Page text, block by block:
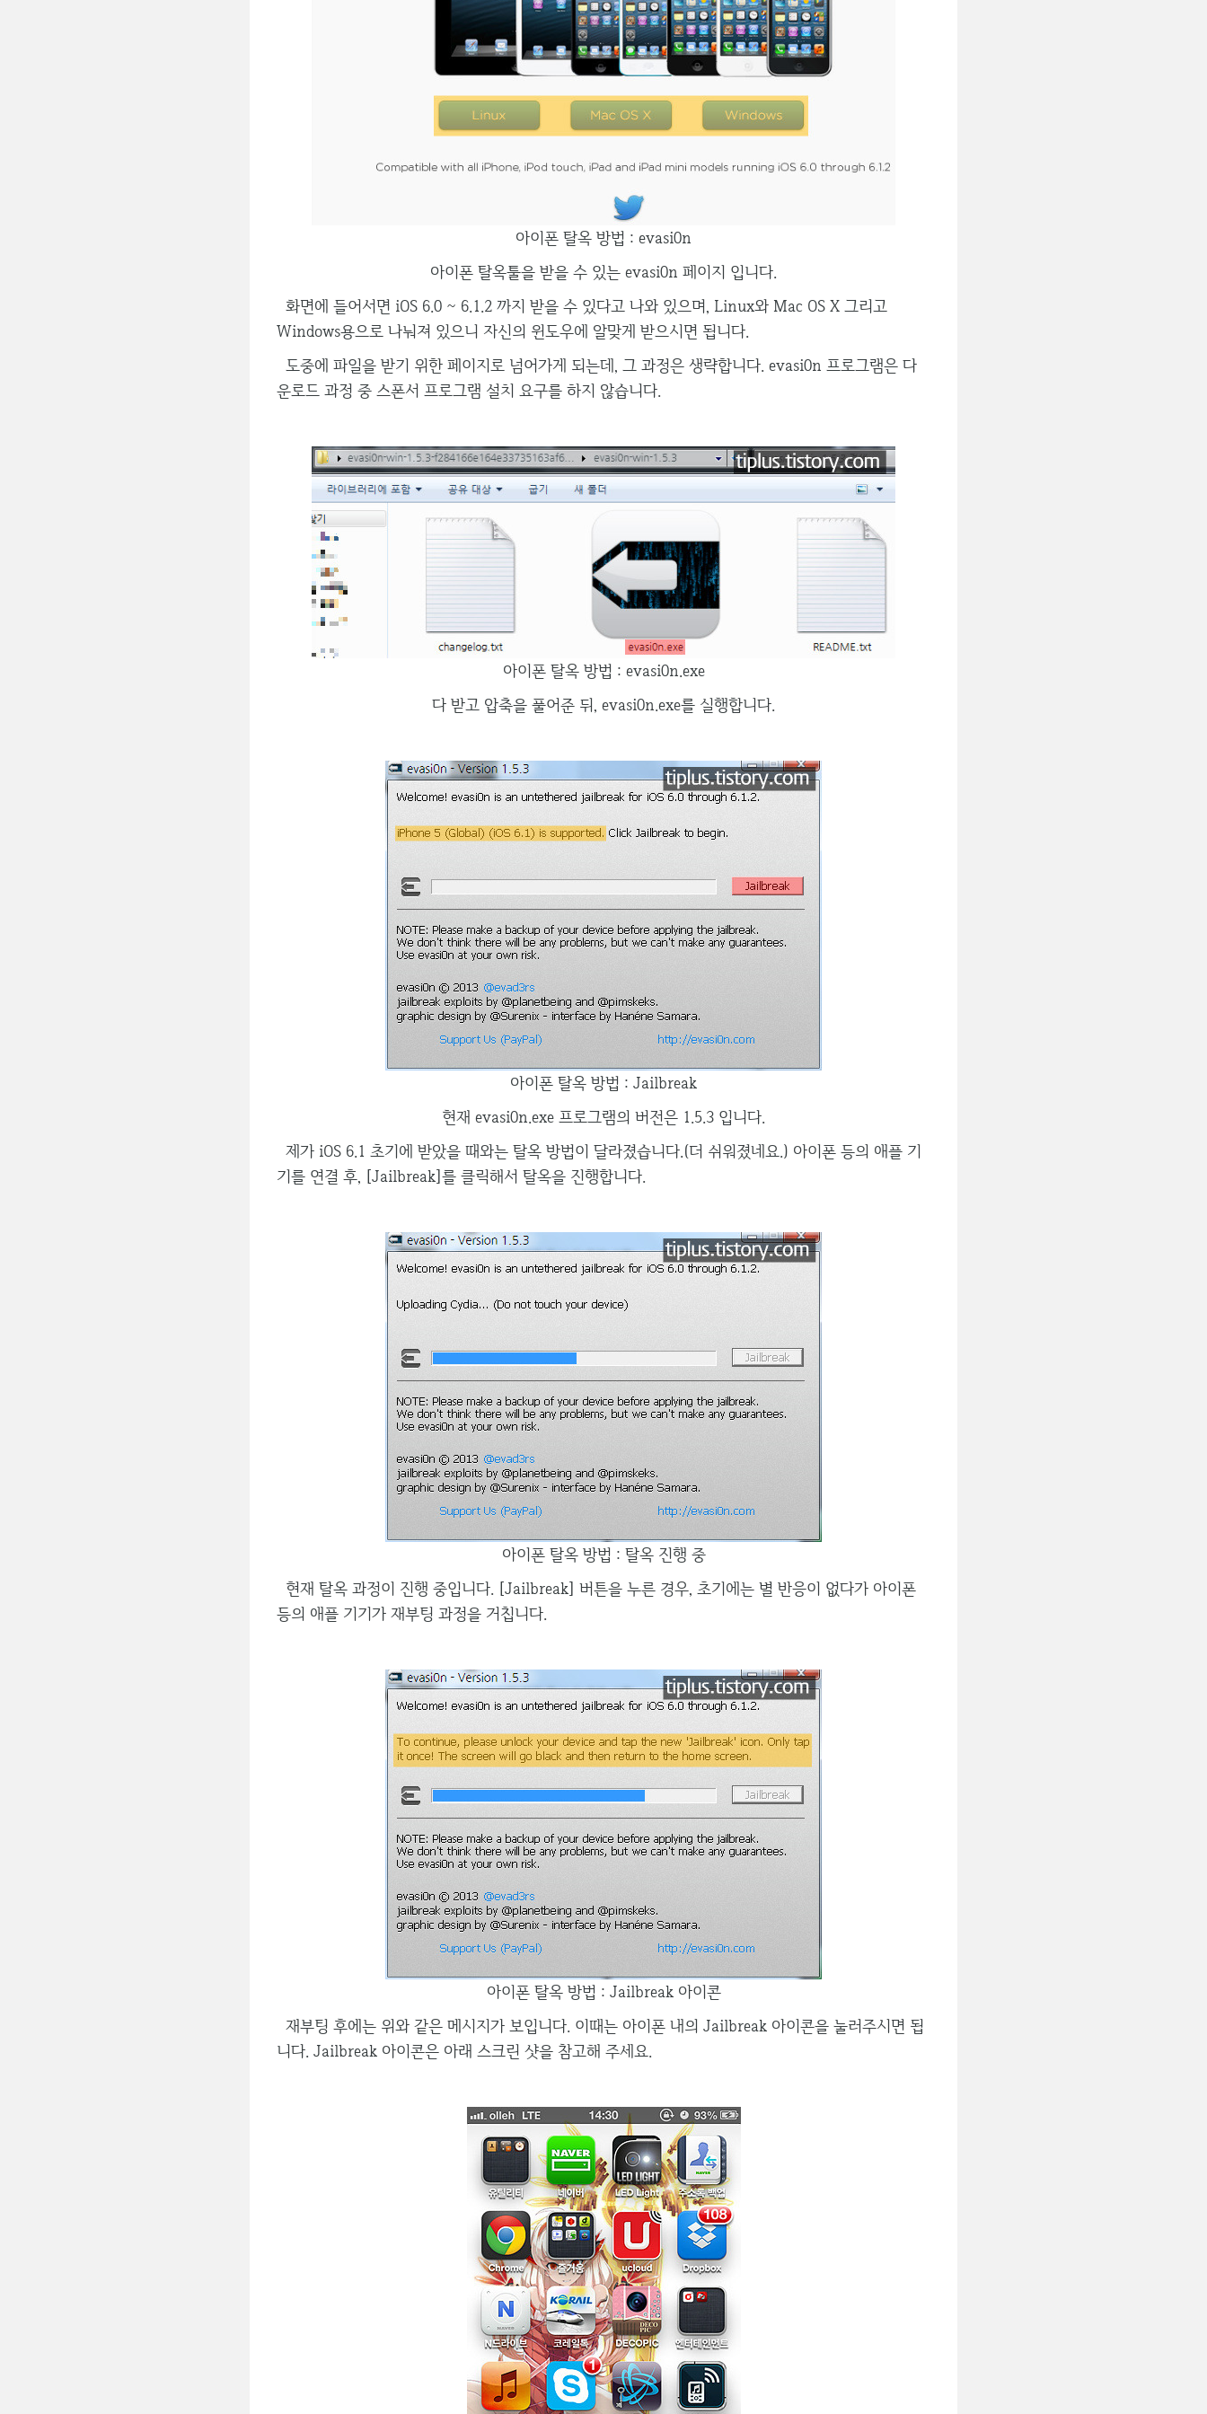
아이폰 탈옥 방법 : evasi0n
아이폰 탈옥툴을 받을 수 있는 evasi0n 페이지 입니다.
화면에 들어서면 iOS 6.0 ~ 6.1.2 까지 받을 수 있다고 나와 있으며, Linux와 Mac OS X 그리고
Windows용으로 나눠져 있으니 자신의 윈도우에 알맞게 받으시면 됩니다.
도중에 파일을 받기 위한 페이지로 넘어가게 되는데, 그 과정은 생략합니다. evasi0n 프로그램은 다
운로드 과정 중 스폰서 프로그램 설치 요구를 하지 않습니다.
아이폰 탈옥 방법 : evasi0n.exe
다 받고 압축을 풀어준 뒤, evasi0n.exe를 실행합니다.
아이폰 탈옥 방법 : Jailbreak
현재 evasi0n.exe 프로그램의 버전은 1.5.3 입니다.
제가 iOS 6.1 초기에 받았을 때와는 탈옥 방법이 달라졌습니다.(더 쉬워졌네요.) 아이폰 등의 애플 기
기를 연결 후, [Jailbreak]를 클릭해서 탈옥을 진행합니다.
아이폰 탈옥 방법 : 탈옥 진행 중
현재 탈옥 과정이 진행 중입니다. [Jailbreak] 버튼을 누른 경우, 초기에는 별 반응이 없다가 아이폰
등의 애플 기기가 재부팅 과정을 거칩니다.
아이폰 탈옥 방법 : Jailbreak 아이콘
재부팅 후에는 위와 같은 메시지가 보입니다. 이때는 아이폰 내의 Jailbreak 아이콘을 눌러주시면 됩
니다. Jailbreak 아이콘은 아래 스크린 샷을 참고해 주세요.